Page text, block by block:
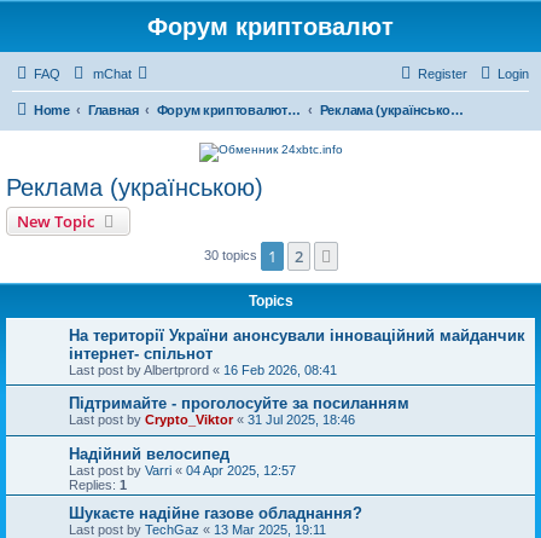
Форум криптовалют
FAQ mChat Login
Register
Home Главная Форум криптовалют українською Реклама (українською)
Реклама (українською)
New Topic
30 topics 1 2
Topics
На території України анонсували інноваційний майданчик
інтернет- спільнот
Last post byAlbertprord « 16 Feb 2026, 08:41
Підтримайте - проголосуйте за посиланням
Last post by Crypto_Viktor« 31 Jul 2025, 18:46
Надійний велосипед
Last post by Varri « 04 Apr 2025, 12:57
Replies: 1
Шукаєте надійне газове обладнання?
Last post by TechGaz « 13 Mar 2025, 19:11